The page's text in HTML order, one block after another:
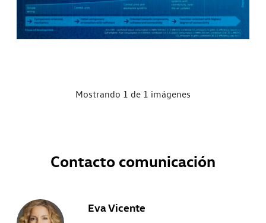
Mostrando 1 de 1 imágenes
Contacto comunicación
Eva Vicente